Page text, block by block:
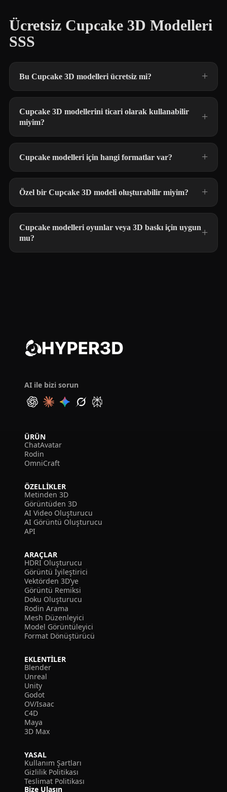
Ücretsiz Cupcake 3D Modelleri
SSS
Bu Cupcake 3D modelleri ücretsiz mi?
Cupcake 3D modellerini ticari olarak kullanabilir
miyim?
Cupcake modelleri için hangi formatlar var?
Özel bir Cupcake 3D modeli oluşturabilir miyim?
Cupcake modelleri oyunlar veya 3D baskı için uygun
mu?
AI ile bizi sorun
ÜRÜN
ChatAvatar
Rodin
OmniCraft
ÖZELLIKLER
Metinden 3D
Görüntüden 3D
AI Video Oluşturucu
AI Görüntü Oluşturucu
API
ARAÇLAR
HDRI Oluşturucu
Görüntü İyileştirici
Vektörden 3D’ye
Görüntü Remiksi
Doku Oluşturucu
Rodin Arama
Mesh Düzenleyici
Model Görüntüleyici
Format Dönüştürücü
EKLENTILER
Blender
Unreal
Unity
Godot
OV/Isaac
C4D
Maya
3D Max
YASAL
Kullanım Şartları
Gizlilik Politikası
Teslimat Politikası
Bize Ulaşın